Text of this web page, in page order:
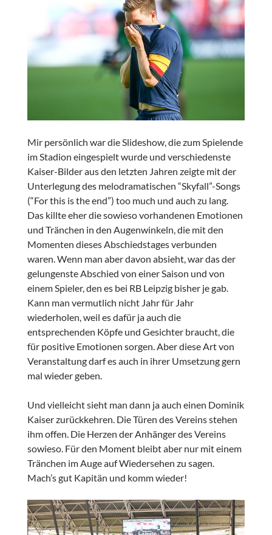
Mir persönlich war die Slideshow, die zum Spielende
im Stadion eingespielt wurde und verschiedenste
Kaiser-Bilder aus den letzten Jahren zeigte mit der
Unterlegung des melodramatischen “Skyfall”-Songs
(“For this is the end”) too much und auch zu lang.
Das killte eher die sowieso vorhandenen Emotionen
und Tränchen in den Augenwinkeln, die mit den
Momenten dieses Abschiedstages verbunden
waren. Wenn man aber davon absieht, war das der
gelungenste Abschied von einer Saison und von
einem Spieler, den es bei RB Leipzig bisher je gab.
Kann man vermutlich nicht Jahr für Jahr
wiederholen, weil es dafür ja auch die
entsprechenden Köpfe und Gesichter braucht, die
für positive Emotionen sorgen. Aber diese Art von
Veranstaltung darf es auch in ihrer Umsetzung gern
mal wieder geben.
Und vielleicht sieht man dann ja auch einen Dominik
Kaiser zurückkehren. Die Türen des Vereins stehen
ihm offen. Die Herzen der Anhänger des Vereins
sowieso. Für den Moment bleibt aber nur mit einem
Tränchen im Auge auf Wiedersehen zu sagen.
Mach’s gut Kapitän und komm wieder!